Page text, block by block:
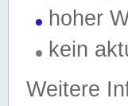
hoher
kein
Weitere